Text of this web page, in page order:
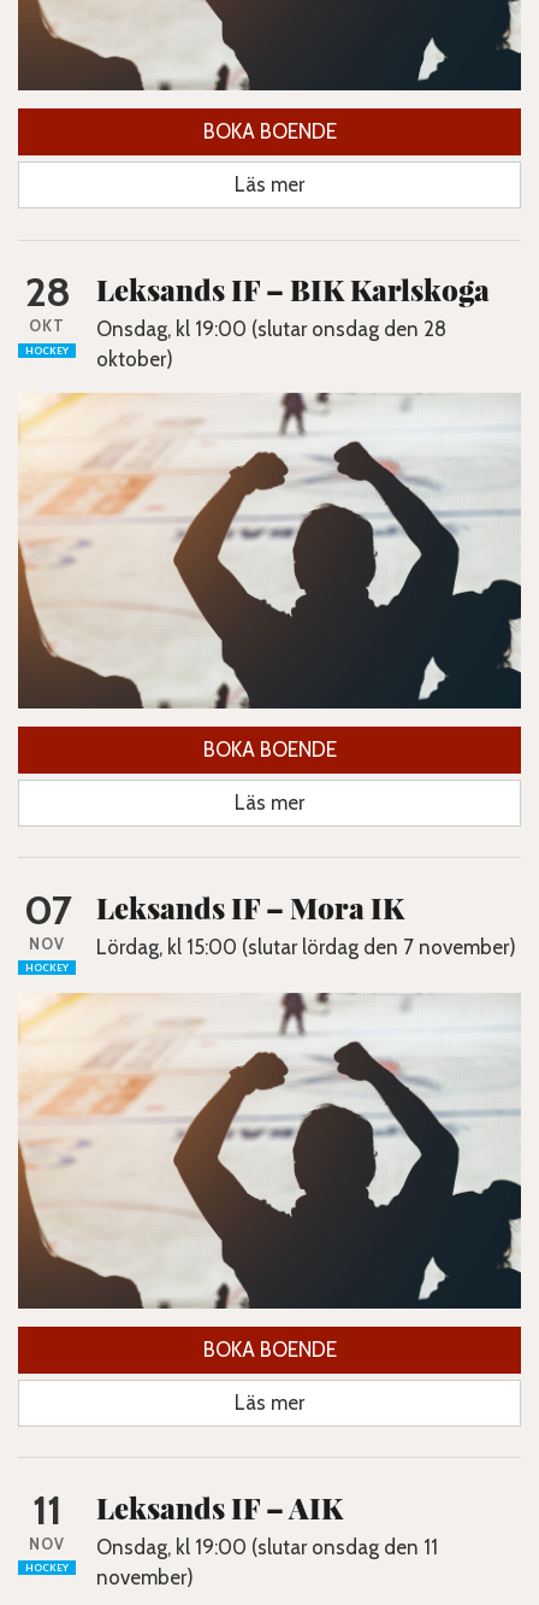
BOKA BOENDE
Läs mer
28
OKT
HOCKEY
Leksands IF – BIK Karlskoga
Onsdag, kl 19:00 (slutar onsdag den 28
oktober)
BOKA BOENDE
Läs mer
07
NOV
HOCKEY
Leksands IF – Mora IK
Lördag, kl 15:00 (slutar lördag den 7 november)
BOKA BOENDE
Läs mer
11
NOV
HOCKEY
Leksands IF – AIK
Onsdag, kl 19:00 (slutar onsdag den 11
november)